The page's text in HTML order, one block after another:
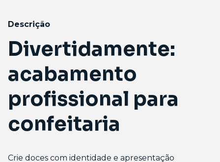
Descrição
Divertidamente:
acabamento
profissional para
confeitaria
Crie doces com identidade e apresentação